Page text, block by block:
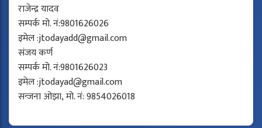
राजेन्द्र यादव
सम्पर्क मो. नं:9801626026
इमेल :jtodayadd@gmail.com
संजय कर्ण
सम्पर्क मो. नं:9801626023
इमेल :jtodayad@gmail.com
सन्जना ओझा, मो. नं: 9854026018